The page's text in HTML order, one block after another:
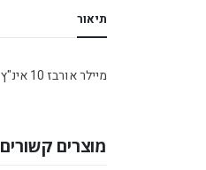
תיאור
מיילר אורבז 10 אינ"ץ *לאוויר בלבד* *מגיע בחבילה 20 יח'*
מוצרים קשורים